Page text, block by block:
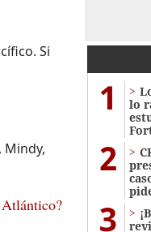
Si
Mindy,
1
lo
2
3